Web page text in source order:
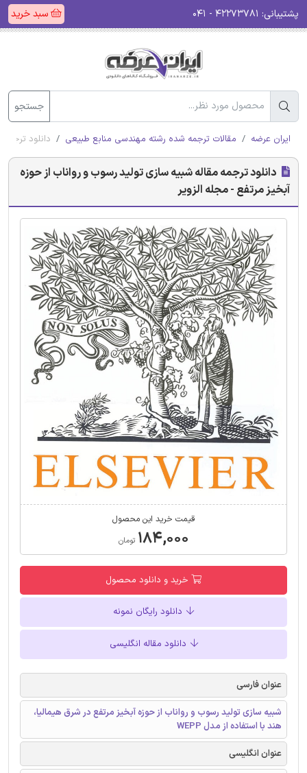
پشتیبانی: سبد خرید
جستجو
ایران عرضه مقالات ترجمه شده رشته مهندسی منابع طبیعی دانلود
دانلود ترجمه مقاله شبیه سازی تولید رسوب و رواناب از حوزه
آبخیز مرتفع - مجله الزویر
قیمت خرید این محصول
۱۸۴,۰۰۰ تومان
خرید و دانلود محصول
دانلود رایگان نمونه
دانلود مقاله انگلیسی
عنوان فارسی
شبیه سازی تولید رسوب و رواناب از حوزه آبخیز مرتفع در شرق هیمالیا،
هند با استفاده از مدل WEPP
عنوان انگلیسی